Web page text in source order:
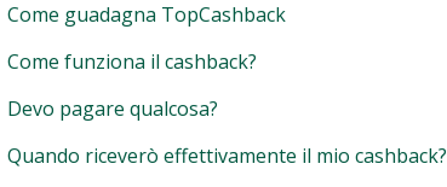
Come guadagna TopCashback
Come funziona il cashback?
Devo pagare qualcosa?
Quando riceverò effettivamente il mio cashback?